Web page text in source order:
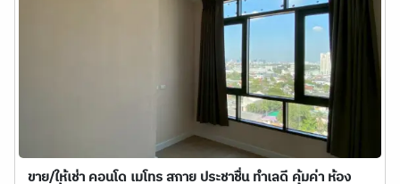
ขาย/ให้เช่า คอนโด เมโทร สกาย ประชาชื่น ทำเลดี คุ้มค่า ห้อง